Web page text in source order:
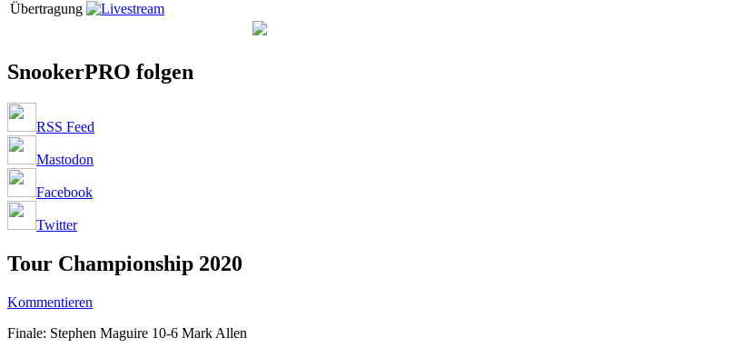
Übertragung
SnookerPRO folgen
RSS Feed
Mastodon
Facebook
Twitter
Tour Championship 2020
Kommentieren
Finale: Stephen Maguire 10-6 Mark Allen